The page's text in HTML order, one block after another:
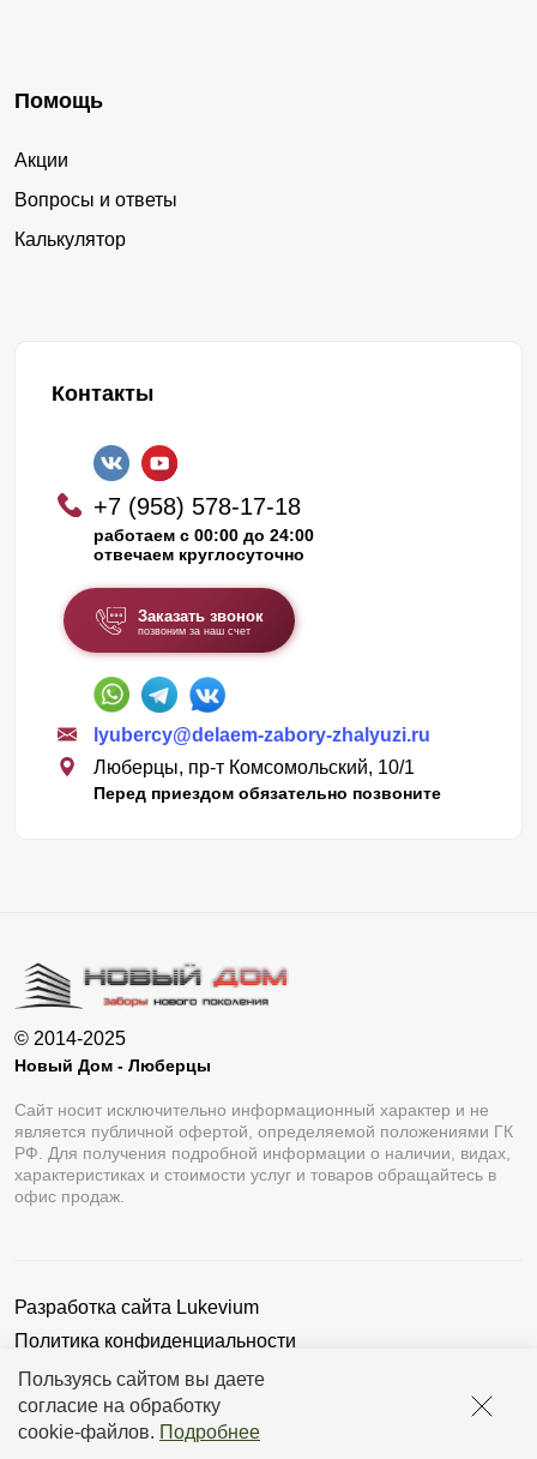
Пользуясь сайтом вы даете
согласие на обработку
cookie-файлов. Подробнее
Помощь
Акции
Вопросы и ответы
Калькулятор
Контакты
+7 (958) 578-17-18
работаем с 00:00 до 24:00
отвечаем круглосуточно
Заказать звонок
позвоним за наш счет
lyubercy@delaem-zabory-zhalyuzi.ru
Люберцы, пр-т Комсомольский, 10/1
Перед приездом обязательно позвоните
© 2014-2025
Новый Дом - Люберцы
Сайт носит исключительно информационный характер и не
является публичной офертой, определяемой положениями ГК
РФ. Для получения подробной информации о наличии, видах,
характеристиках и стоимости услуг и товаров обращайтесь в
офис продаж.
Разработка сайта Lukevium
Политика конфиденциальности
Пользовательское соглашение